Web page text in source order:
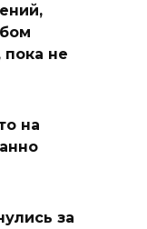
пока не
на
за